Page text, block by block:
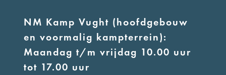
NM Kamp Vught (hoofdgebouw
en voormalig kampterrein):
Maandag t/m vrijdag 10.00 uur
tot 17.00 uur